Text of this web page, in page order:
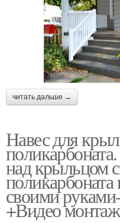
читать дальше →
Навес для
над крыльцом
своими
+Видео